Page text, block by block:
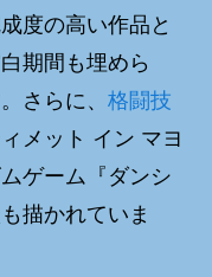
度の高い作品と
期間も埋めら
さらに、 格闘技
メット イン マヨ
ゲーム『ダンシ
描かれていま